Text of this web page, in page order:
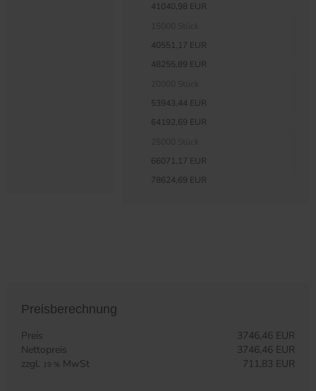
41040,98 EUR
40551,17 EUR
48255,89 EUR
53943,44 EUR
64192,69 EUR
66071,17 EUR
78624,69 EUR
Preisberechnung
Preis
3746,46 EUR
Nettopreis
3746,46 EUR
zzgl. 19 % MwSt 711,83 EUR